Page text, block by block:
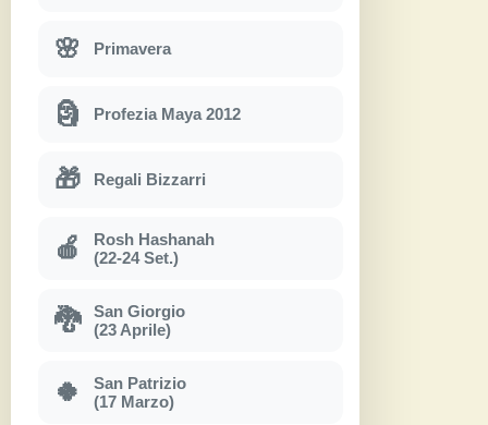
🌸 Primavera
🗿 Profezia Maya 2012
🎁 Regali Bizzarri
🍎
Rosh Hashanah
(22-24 Set.)
🐉
San Giorgio
(23 Aprile)
🍀
San Patrizio
(17 Marzo)